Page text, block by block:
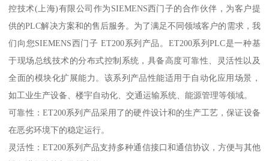
控技术(上海)有限公司作为SIEMENS西门子的合作伙伴，为客户提
供的PLC解决方案和的售后服务。为了满足不同领域客户的需求，我
们向您SIEMENS西门子 ET200系列产品。ET200系列PLC是一种基
于现场总线技术的分布式控制系统，具备高度可靠性、灵活性以及
全面的模块化扩展能力。该系列产品性能适用于自动化应用场景，
如工业生产设备、楼宇自动化、交通运输系统、能源管理等领域。
可靠性：ET200系列产品采用了的硬件设计和的生产工艺，保证设备
在恶劣环境下的稳定运行。
灵活性：ET200系列产品支持多种通信接口和通信协议，方便与其他